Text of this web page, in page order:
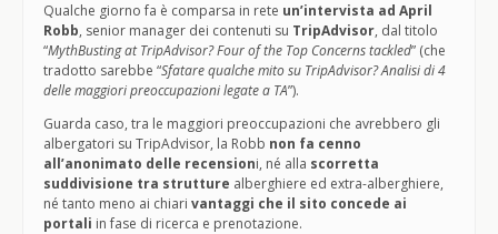
Qualche giorno fa è comparsa in rete un’intervista ad April
Robb, senior manager dei contenuti su TripAdvisor, dal titolo
“MythBusting at TripAdvisor? Four of the Top Concerns tackled” (che
tradotto sarebbe “Sfatare qualche mito su TripAdvisor? Analisi di 4
delle maggiori preoccupazioni legate a TA”).
Guarda caso, tra le maggiori preoccupazioni che avrebbero gli
albergatori su TripAdvisor, la Robb non fa cenno
all’anonimato delle recensioni, né alla scorretta
suddivisione tra strutture alberghiere ed extra-alberghiere,
né tanto meno ai chiari vantaggi che il sito concede ai
portali in fase di ricerca e prenotazione.